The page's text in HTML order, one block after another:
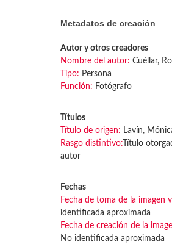
Metadatos de creación
Autor y otros creadores
Nombre del autor: Cuéllar,
Tipo: Persona
Función: Fotógrafo
Títulos
Título de origen: Lavín,
Rasgo distintivo: Título
autor
Fechas
Fecha de toma de la imagen
identificada aproximada
Fecha de creación de la
No identificada aproximada